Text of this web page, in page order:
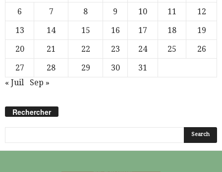
6
7 8 9 10 11
12
13
14 15 16 17 18
19
20
21 22 23 24 25
26
27
28 29 30
31
« Juil
Sep »
Rechercher